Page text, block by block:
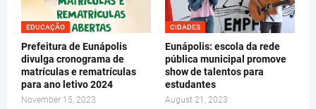
EDUCAÇÃO
Prefeitura de Eunápolis
divulga cronograma de
matrículas e rematrículas
para ano letivo 2024
November 15, 2023
CIDADES
Eunápolis: escola da rede
pública municipal promove
show de talentos para
estudantes
August 21, 2023